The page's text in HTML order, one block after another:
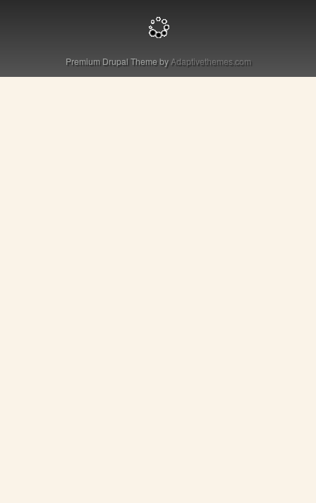
Premium Drupal Theme byAdaptivethemes.com